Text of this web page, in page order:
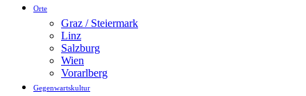
Orte
Graz / Steiermark
Linz
Salzburg
Wien
Vorarlberg
Gegenwartskultur